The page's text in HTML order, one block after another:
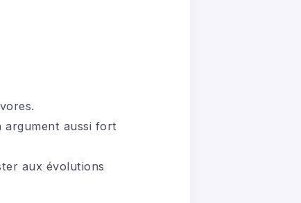
argument aussi fort
aux évolutions